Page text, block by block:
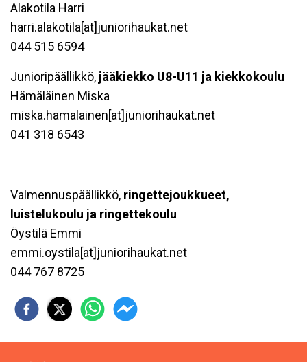
Alakotila Harri
harri.alakotila[at]juniorihaukat.net
044 515 6594
Junioripäällikkö, jääkiekko U8-U11 ja kiekkokoulu
Hämäläinen Miska
miska.hamalainen[at]juniorihaukat.net
041 318 6543
Valmennuspäällikkö, ringettejoukkueet,
luistelukoulu ja ringettekoulu
Öystilä Emmi
emmi.oystila[at]juniorihaukat.net
044 767 8725